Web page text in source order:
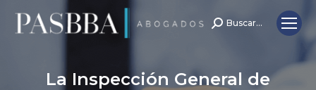
Search:
Buscar...
La Inspección General de